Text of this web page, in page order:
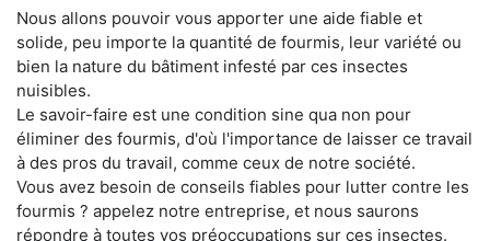
Nous allons pouvoir vous apporter une aide fiable et
solide, peu importe la quantité de fourmis, leur variété ou
bien la nature du bâtiment infesté par ces insectes
nuisibles.
Le savoir-faire est une condition sine qua non pour
éliminer des fourmis, d'où l'importance de laisser ce travail
à des pros du travail, comme ceux de notre société.
Vous avez besoin de conseils fiables pour lutter contre les
fourmis ? appelez notre entreprise, et nous saurons
répondre à toutes vos préoccupations sur ces insectes.